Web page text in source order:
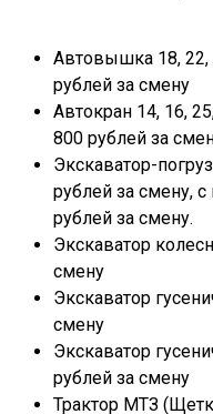
Автовышка 18, 22,
рублей за смену
Автокран 14, 16,
800 рублей за
Экскаватор-
рублей за смену,
рублей за смену.
Экскаватор
смену
Экскаватор
смену
Экскаватор
рублей за смену
Трактор МТЗ